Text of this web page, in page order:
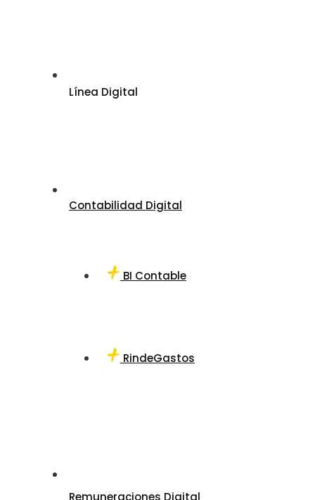
Línea Digital
Contabilidad Digital
BI Contable
RindeGastos
Remuneraciones Digital